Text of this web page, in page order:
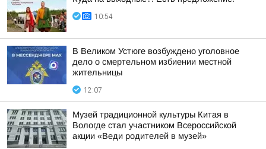
10:54
В Великом Устюге возбуждено уголовное
дело о смертельном избиении местной
жительницы
12:07
Музей традиционной культуры Китая в
Вологде стал участником Всероссийской
акции «Веди родителей в музей»